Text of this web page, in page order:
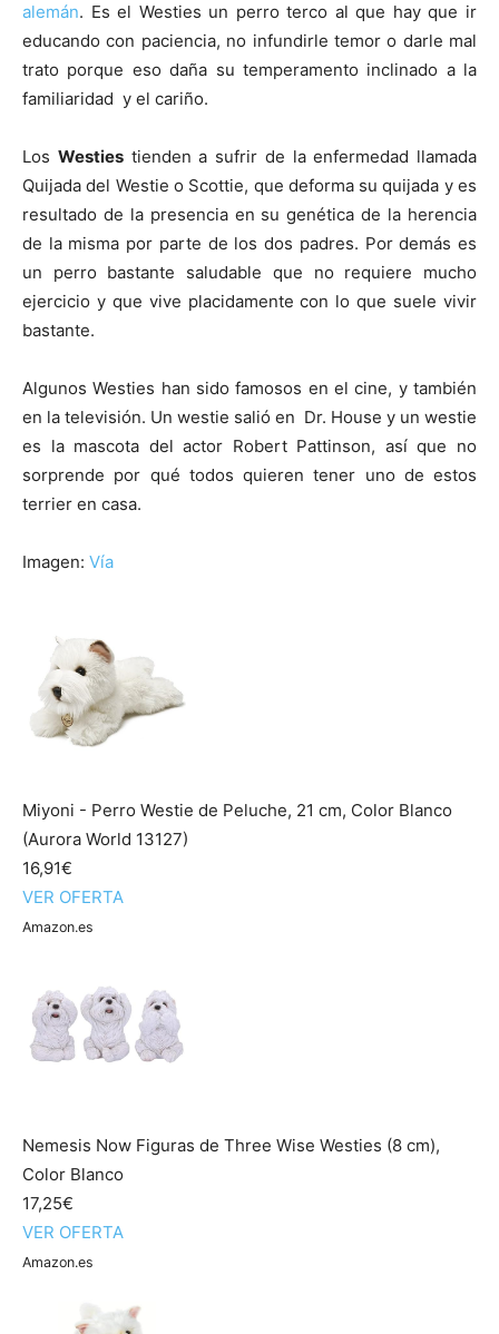
alemán. Es el Westies un perro terco al que hay que ir
educando con paciencia, no infundirle temor o darle mal
trato porque eso daña su temperamento inclinado a la
familiaridad y el cariño.
Los Westiestienden a sufrir de la enfermedad llamada
Quijada del Westie o Scottie, que deforma su quijada y es
resultado de la presencia en su genética de la herencia
de la misma por parte de los dos padres. Por demás es
un perro bastante saludable que no requiere mucho
ejercicio y que vive placidamente con lo que suele vivir
bastante.
Algunos Westies han sido famosos en el cine, y también
en la televisión. Un westie salió en Dr. House y un westie
es la mascota del actor Robert Pattinson, así que no
sorprende por qué todos quieren tener uno de estos
terrier en casa.
Imagen: Vía
Miyoni - Perro Westie de Peluche, 21 cm, Color Blanco
(Aurora World 13127)
16,91€
VER OFERTA
Amazon.es
Nemesis Now Figuras de Three Wise Westies (8 cm),
Color Blanco
17,25€
VER OFERTA
Amazon.es